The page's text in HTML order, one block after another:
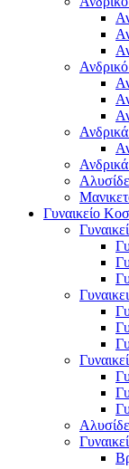
Γυναικείο